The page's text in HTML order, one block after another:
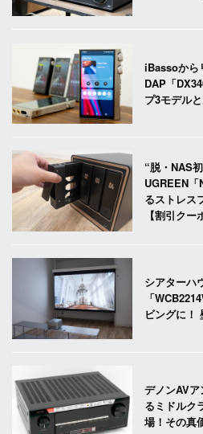
iBassoから
DAP「
プ3モデル
“脱・NAS
UGREEN
るストレス
【割引クー
シアターハ
「
ビングに！
デノンAV
るミドルク
場！その真